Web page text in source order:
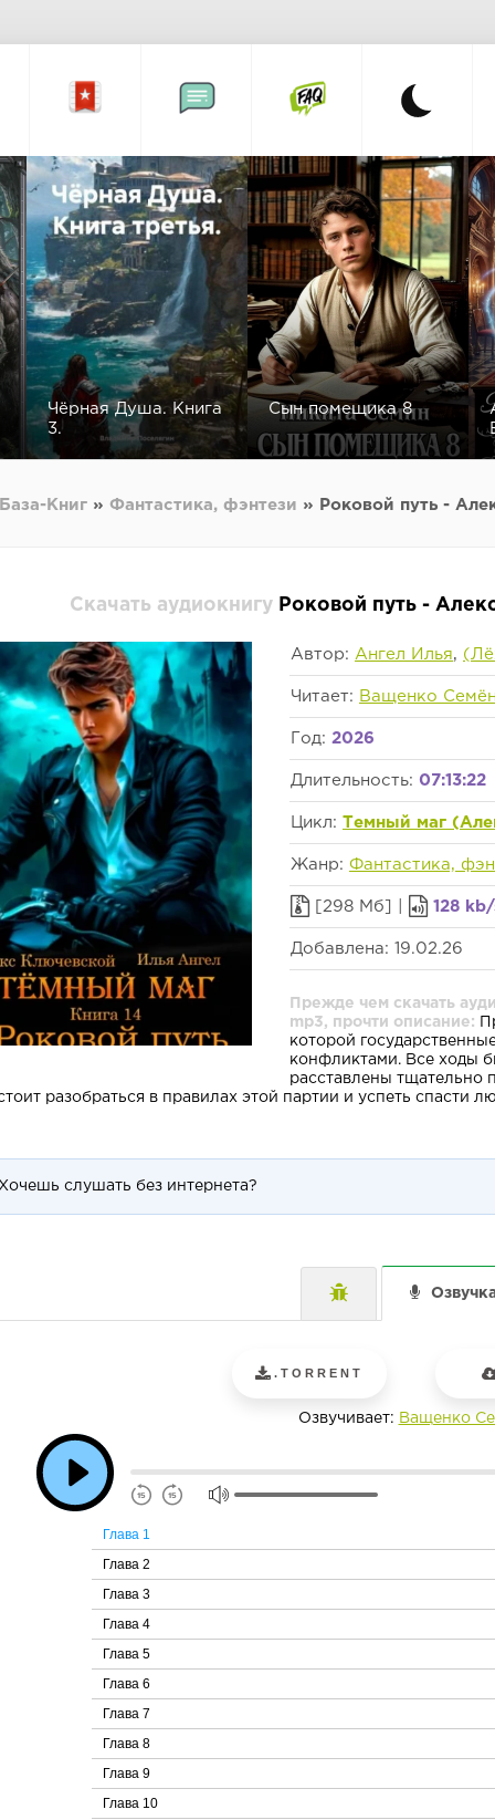
Чёрная Душа. Книга
3.
Сын помещика 8
База-Книг » Фантастика, фэнтези » Роковой путь -
Скачать аудиокнигу Роковой путь -
Автор: Ангел Илья,
Читает: Ващенко Семён
Год: 2026
Длительность: 07:13:22
Цикл: Темный маг
Жанр: Фантастика,
[298 Мб] | 128 kb/
Добавлена: 19.02.26
Прежде чем скачать
mp3, прочти описание:
которой
конфликтами. Все ходы
расставлены тщательно
разобраться в правилах этой партии и успеть спасти
слушать без интернета?
.TORRENT
Озвучивает: Ващенко
Глава 1
Глава 2
Глава 3
Глава 4
Глава 5
Глава 6
Глава 7
Глава 8
Глава 9
Глава 10